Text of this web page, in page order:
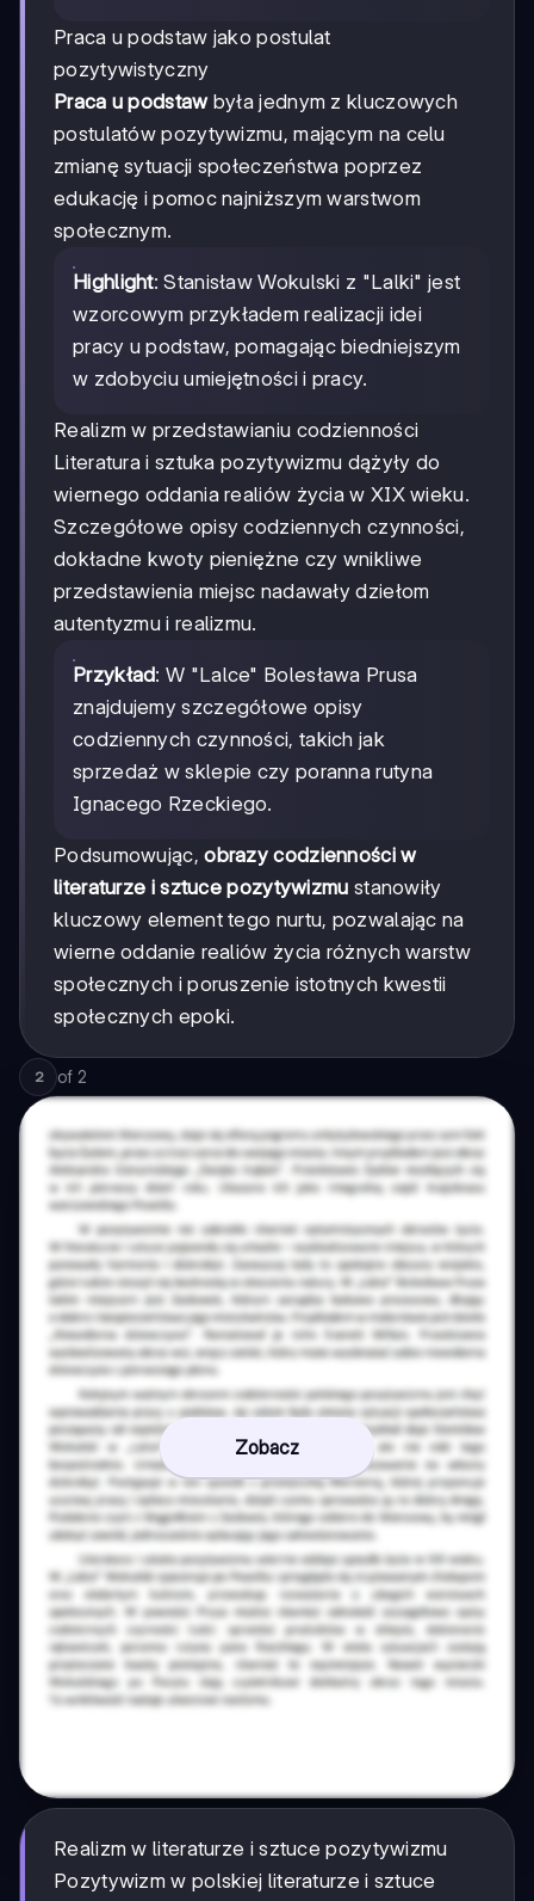
Praca u podstaw jako postulat
pozytywistyczny
Praca u podstawbyła jednym z kluczowych
postulatów pozytywizmu, mającym na celu
zmianę sytuacji społeczeństwa poprzez
edukację i pomoc najniższym warstwom
społecznym.
Highlight: Stanisław Wokulski z "Lalki" jest
wzorcowym przykładem realizacji idei
pracy u podstaw, pomagając biedniejszym
w zdobyciu umiejętności i pracy.
Realizm w przedstawianiu codzienności
Literatura i sztuka pozytywizmu dążyły do
wiernego oddania realiów życia w XIX wieku.
Szczegółowe opisy codziennych czynności,
dokładne kwoty pieniężne czy wnikliwe
przedstawienia miejsc nadawały dziełom
autentyzmu i realizmu.
Przykład: W "Lalce" Bolesława Prusa
znajdujemy szczegółowe opisy
codziennych czynności, takich jak
sprzedaż w sklepie czy poranna rutyna
Ignacego Rzeckiego.
Podsumowując,obrazy codzienności w
literaturze i sztuce pozytywizmu stanowiły
kluczowy element tego nurtu, pozwalając na
wierne oddanie realiów życia różnych warstw
społecznych i poruszenie istotnych kwestii
społecznych epoki.
2 of 2
Zobacz
Realizm w literaturze i sztuce pozytywizmu
Pozytywizm w polskiej literaturze i sztuce